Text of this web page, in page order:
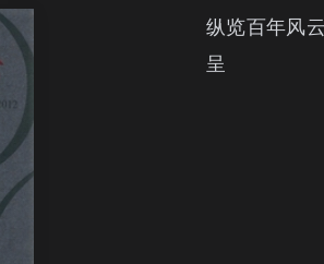
纵览百年风
呈